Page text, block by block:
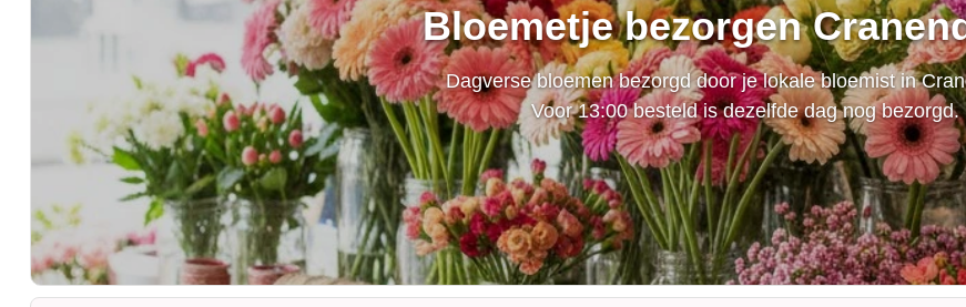
Bloemetje bezorgen
Dagverse bloemen bezorgd door je lokale bloemist in
Voor 13:00 besteld is dezelfde dag nog bezorgd.